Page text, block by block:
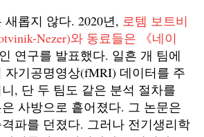
롭지 않다. 2020년, 로템 보트비
Nezer)와 동료들은 《네이
연구를 발표했다. 일흔 개 팀에
자기공명영상(fMRI) 데이터를 주
, 단 두 팀도 같은 분석 절차를
사방으로 흩어졌다. 그 논문은
파를 던졌다. 그러나 전기생리학